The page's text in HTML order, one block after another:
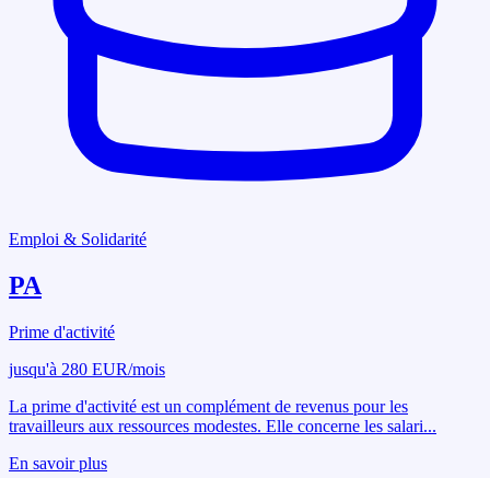
Emploi & Solidarité
PA
Prime d'activité
jusqu'à 280 EUR/mois
La prime d'activité est un complément de revenus pour les
travailleurs aux ressources modestes. Elle concerne les salari...
En savoir plus